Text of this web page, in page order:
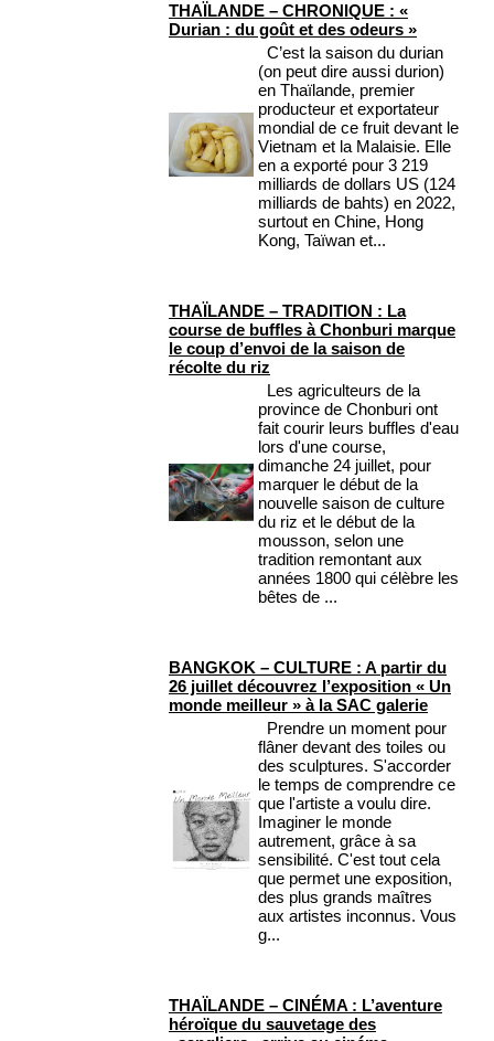
THAÏLANDE – CHRONIQUE : «
Durian : du goût et des odeurs »
C’est la saison du durian
(on peut dire aussi durion)
en Thaïlande, premier
producteur et exportateur
mondial de ce fruit devant le
Vietnam et la Malaisie. Elle
en a exporté pour 3 219
milliards de dollars US (124
milliards de bahts) en 2022,
surtout en Chine, Hong
Kong, Taïwan et...
THAÏLANDE – TRADITION : La
course de buffles à Chonburi marque
le coup d’envoi de la saison de
récolte du riz
Les agriculteurs de la
province de Chonburi ont
fait courir leurs buffles d'eau
lors d'une course,
dimanche 24 juillet, pour
marquer le début de la
nouvelle saison de culture
du riz et le début de la
mousson, selon une
tradition remontant aux
années 1800 qui célèbre les
bêtes de ...
BANGKOK – CULTURE : A partir du
26 juillet découvrez l’exposition « Un
monde meilleur » à la SAC galerie
Prendre un moment pour
flâner devant des toiles ou
des sculptures. S'accorder
le temps de comprendre ce
que l'artiste a voulu dire.
Imaginer le monde
autrement, grâce à sa
sensibilité. C'est tout cela
que permet une exposition,
des plus grands maîtres
aux artistes inconnus. Vous
g...
THAÏLANDE – CINÉMA : L’aventure
héroïque du sauvetage des